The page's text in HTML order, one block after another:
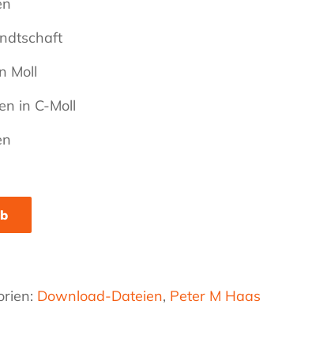
Moll
in C-Moll
Download-Dateien, Peter M Haas